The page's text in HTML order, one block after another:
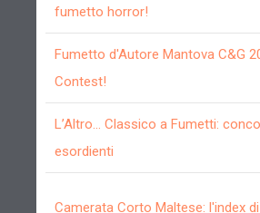
fumetto horror!
Fumetto d'Autore Mantova C&G
Contest!
L’Altro… Classico a Fumetti:
esordienti
Camerata Corto Maltese: l'index